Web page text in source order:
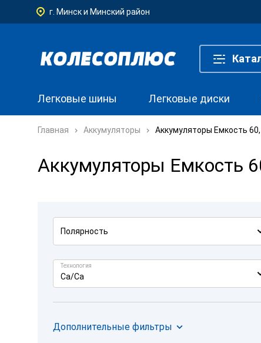
г. Минск и Минский район
Легковые шины Легковые диски
Главная Аккумуляторы Аккумуляторы Емкость
Аккумуляторы Емкость
Полярность
Технология
Ca/Ca
Дополнительные фильтры